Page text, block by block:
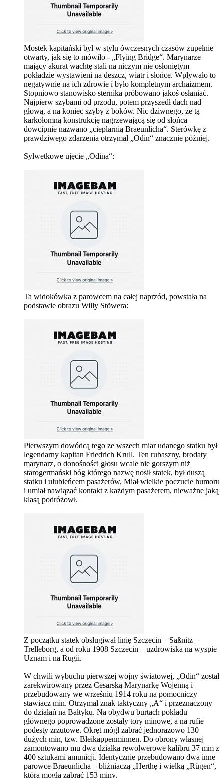
Mostek kapitański był w stylu ówczesnych czasów zupełnie
otwarty, jak się to mówiło - „Flying Bridge“. Marynarze
mający akurat wachtę stali na niczym nie osłoniętym
pokładzie wystawieni na deszcz, wiatr i słońce. Wpływało to
negatywnie na ich zdrowie i było kompletnym archaizmem.
Stopniowo stanowisko sternika próbowano jakoś osłaniać.
Najpierw szybami od przodu, potem przyszedł dach nad
głową, a na koniec szyby z boków. Nic dziwnego, że tą
karkołomną konstrukcję nagrzewającą się od słońca
dowcipnie nazwano „cieplarnią Braeunlicha“. Sterówkę z
prawdziwego zdarzenia otrzymał „Odin“ znacznie później.
Sylwetkowe ujęcie „Odina“:
Ta widokówka z parowcem na całej naprzód, powstała na
podstawie obrazu Willy Stöwera:
Pierwszym dowódcą tego ze wszech miar udanego statku był
legendarny kapitan Friedrich Krull. Ten rubaszny, brodaty
marynarz, o donośności głosu wcale nie gorszym niż
starogermański bóg którego nazwę nosił statek, był duszą
statku i ulubieńcem pasażerów, Miał wielkie poczucie humoru
i umiał nawiązać kontakt z każdym pasażerem, nieważne jaką
klasą podróżowł.
Z początku statek obsługiwał linię Szczecin – Saßnitz –
Trelleborg, a od roku 1908 Szczecin – uzdrowiska na wyspie
Uznam i na Rugii.
W chwili wybuchu pierwszej wojny światowej, „Odin“ został
zarekwirowany przez Cesarską Marynarkę Wojenną i
przebudowany we wrześniu 1914 roku na pomocniczy
stawiacz min. Otrzymał znak taktyczny „A“ i przeznaczony
do działań na Bałtyku. Na obydwu burtach pokładu
głównego poprowadzone zostały tory minowe, a na rufie
podesty zrzutowe. Okręt mógł zabrać jednorazowo 130
dużych min, tzw. Bleikappenminnen. Do obrony własnej
zamontowano mu dwa działka rewolwerowe kalibru 37 mm z
400 sztukami amunicji. Identycznie przebudowano dwa inne
parowce Braeunlicha – bliźniaczą „Herthę i wielką „Rügen“,
która mogła zabrać 153 miny.